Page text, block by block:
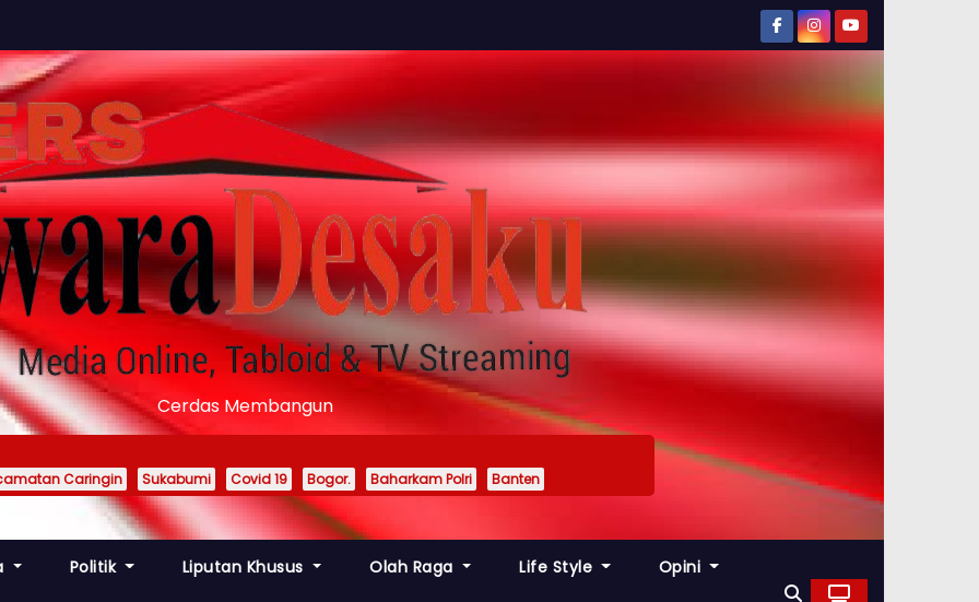
Cerdas Membangun
Caringin Sukabumi Covid 19 Bogor. Baharkam Polri Banten
Politik Liputan Khusus Olah Raga Life Style Opini